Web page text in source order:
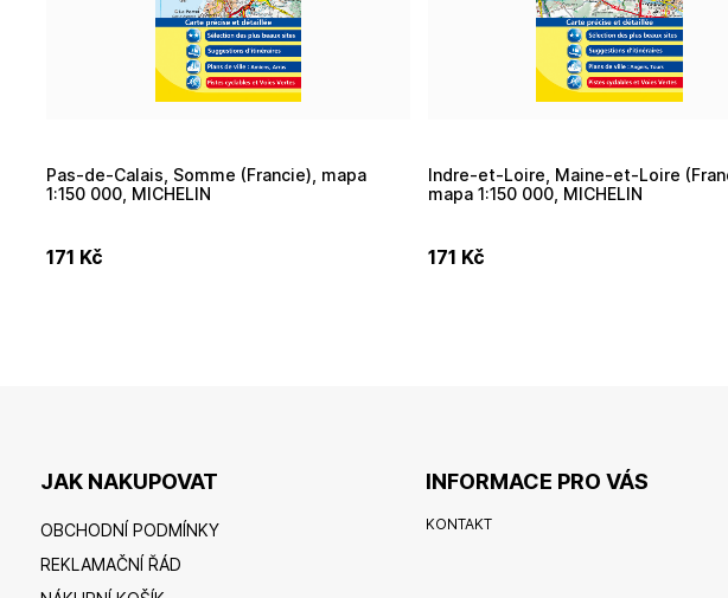
Pas-de-Calais, Somme (Francie), mapa
1:150 000, MICHELIN
171 Kč
Indre-et-Loire, Maine-et-Loire (Francie),
mapa 1:150 000, MICHELIN
171 Kč
JAK NAKUPOVAT
OBCHODNÍ PODMÍNKY
REKLAMAČNÍ ŘÁD
INFORMACE PRO VÁS
KONTAKT